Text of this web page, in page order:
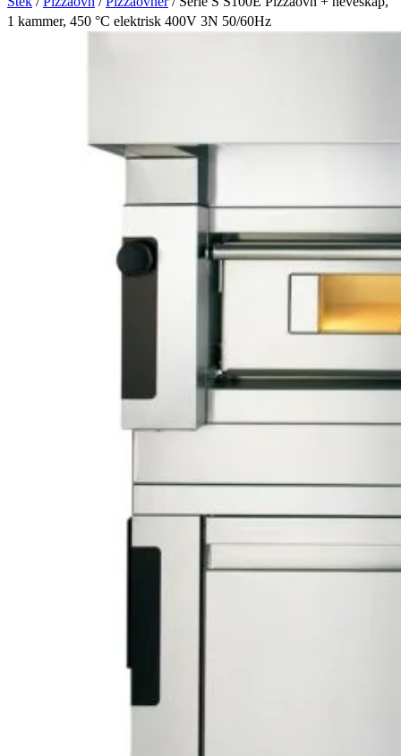
1 kammer, 450 °C elektrisk 400V 3N 50/60Hz